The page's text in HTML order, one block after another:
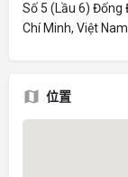
Số 5 (Lầu 6) Đống
Chí Minh, Việt Nam
位置